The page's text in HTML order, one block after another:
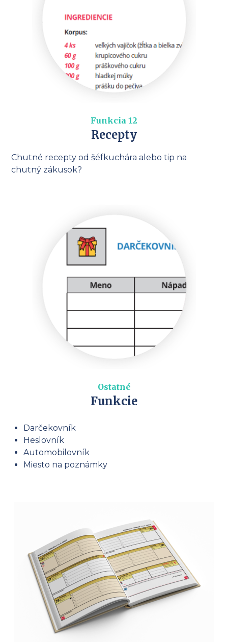
Funkcia 12
Recepty
Chutné recepty od šéfkuchára alebo tip na
chutný zákusok?
Ostatné
Funkcie
Darčekovník
Heslovník
Automobilovník
Miesto na poznámky